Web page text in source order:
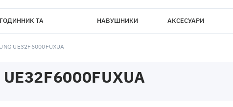
ТА НАВУШНИКИ АКСЕСУАРИ
UE32F6000FUXUA